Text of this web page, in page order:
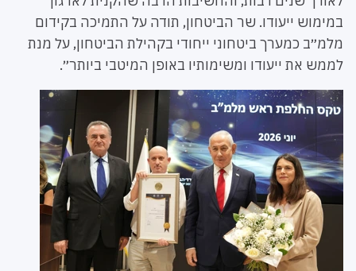
במימוש ייעודו. שר הביטחון, תודה על התמיכה בקידום
מלמ״ב כמערך ביטחוני ייחודי בקהילת הביטחון, על מנת
לממש את ייעודו ומשימותיו באופן המיטבי ביותר״.